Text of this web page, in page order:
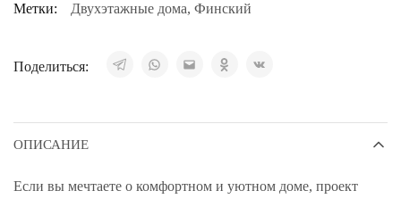
Метки:
Двухэтажные дома, Финский
Поделиться:
ОПИСАНИЕ
Если вы мечтаете о комфортном и уютном доме, проект